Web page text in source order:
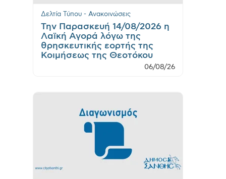
Δελτία Τύπου - Ανακοινώσεις
Την Παρασκευή 14/08/2026 η
Λαϊκή Αγορά λόγω της
θρησκευτικής εορτής της
Κοιμήσεως της Θεοτόκου
06/08/26